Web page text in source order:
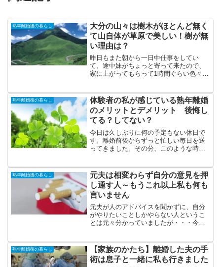
熟年離婚後の暮らし
大分の山々は樹木がほとんど無く
て山自体が草原で美しい！樹が無
い理由は？
昨日もまた朝から一日中仕事をしてい
て、途中妹がちょっと寄って来たので、
家に上がってもらって1時間ぐらい色々し
「上がっていく？」と気軽に言える状態
なのが嬉しい💛妹はこの前旦...
熟年離婚後の暮らし
体験者の私が感じている熟年離婚
のメリットとデメリット 後悔し
てる？してない？
今日は久しぶりに何の予定もない休日で
す。離婚前後からずっと忙しい毎日を送
ってきました。その分、このような時間
日が楽しい！不動産の名義変更、年金分
割の手続き、毎日の仕事家...
熟年離婚後の暮らし
元夫は相変わらず自分の意見を押
し通す人～もうこれ以上私も何も
言いません
元夫が人のアドバイスを聞かずに、自分
がやりたいことしかやらない人というこ
とは元々分かっていましたが・・・今
ることをこちらから提案していました。
主治医の先生も、こうおっし...
熟年離婚後の暮らし
【家族のかたち】離婚した夫の手
術は息子と一緒に私も行きました